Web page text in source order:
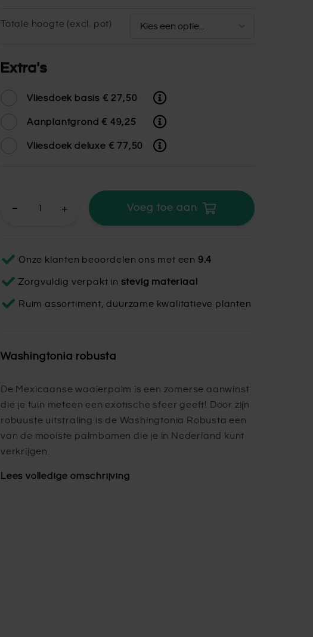
Totale hoogte (excl. pot)
Extra's
Vliesdoek basis € 27,50
Aanplantgrond € 49,25
Vliesdoek deluxe € 77,50
+ Voeg toe aan
Onze klanten beoordelen ons met een 9.4
Zorgvuldig verpakt in stevig materiaal
Ruim assortiment, duurzame kwalitatieve planten
Washingtonia robusta
De Mexicaanse waaierpalm is een zomerse aanwinst
die je tuin meteen een exotische sfeer geeft! Door zijn
robuuste uitstraling is de Washingtonia Robusta een
van de mooiste palmbomen die je in Nederland kunt
verkrijgen.
Lees volledige omschrijving